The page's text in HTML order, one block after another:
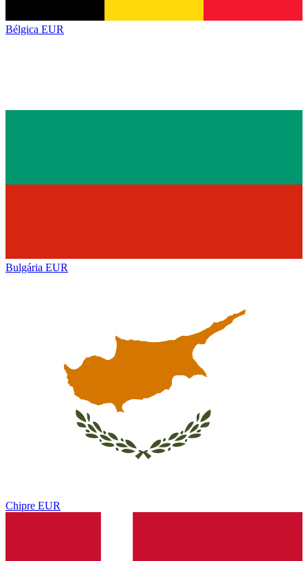
Bélgica EUR
Bulgária EUR
Chipre EUR